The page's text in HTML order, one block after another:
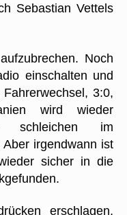
Sebastian Vettels
Noch
einschalten und
3:0,
wird wieder
schleichen im
irgendwann ist
sicher in die
erschlagen,